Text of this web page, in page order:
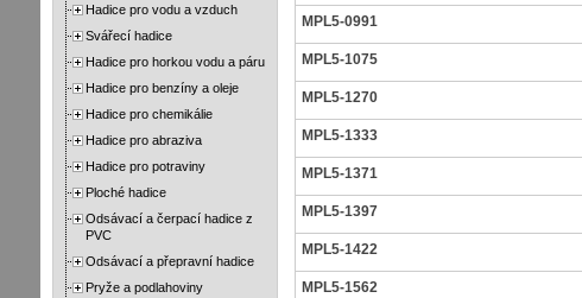
MPL5-0991
MPL5-1075
MPL5-1270
MPL5-1333
MPL5-1371
MPL5-1397
MPL5-1422
MPL5-1562
Hadice pro vodu a vzduch
Svářecí hadice
Hadice pro horkou vodu a páru
Hadice pro benzíny a oleje
Hadice pro chemikálie
Hadice pro abraziva
Hadice pro potraviny
Ploché hadice
Odsávací a čerpací hadice z
PVC
Odsávací a přepravní hadice
Pryže a podlahoviny